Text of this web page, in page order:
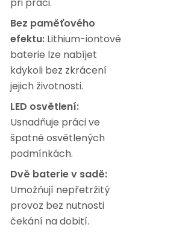
Bez paměťového
efektu: Lithium-iontové
baterie lze nabíjet
kdykoli bez zkrácení
jejich životnosti.
LED osvětlení:
Usnadňuje práci ve
špatně osvětlených
podmínkách.
Dvě baterie v sadě:
Umožňují nepřetržitý
provoz bez nutnosti
čekání na dobití.